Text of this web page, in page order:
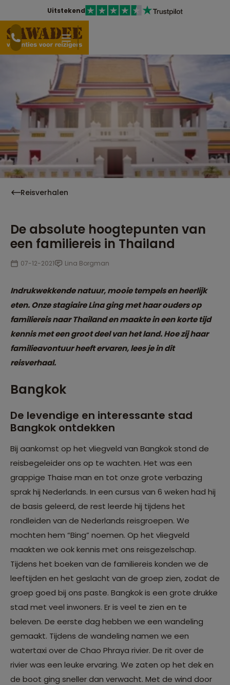
Uitstekend
Reisverhalen
De absolute hoogtepunten van
een familiereis in Thailand
07-12-2021 Lina Borgman
Indrukwekkende natuur, mooie tempels en heerlijk
eten. Onze stagiaire Lina ging met haar ouders op
familiereis naar Thailand en maakte in een korte tijd
kennis met een groot deel van het land. Hoe zij haar
familieavontuur heeft ervaren, lees je in dit
reisverhaal.
Bangkok
De levendige en interessante stad
Bangkok ontdekken
Bij aankomst op het vliegveld van Bangkok stond de
reisbegeleider ons op te wachten. Het was een
grappige Thaise man en tot onze grote verbazing
sprak hij Nederlands. In een cursus van 6 weken had hij
de basis geleerd, de rest leerde hij tijdens het
rondleiden van de Nederlands reisgroepen. We
mochten hem “Bing” noemen. Op het vliegveld
maakten we ook kennis met ons reisgezelschap.
Tijdens het boeken van de familiereis konden we de
leeftijden en het geslacht van de groep zien, zodat de
groep goed bij ons paste. Bangkok is een grote drukke
stad met veel inwoners. Er is veel te zien en te
beleven. De eerste dag hebben we een wandeling
gemaakt. Tijdens de wandeling namen we een
watertaxi over de Chao Phraya rivier. De rit over de
rivier was een leuke ervaring. We zaten op het dek en
de boot ging sneller dan verwacht. Met de wind door